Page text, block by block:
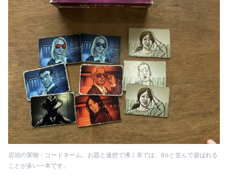
店頭の実物・コードネーム。お題と連想で沸く卓では、itoと並んで遊ばれる
ことが多い一本です。